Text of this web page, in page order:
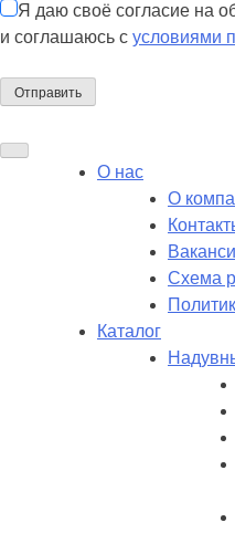
Я даю своё согласие на
и соглашаюсь с условиями
О нас
О
Схема
Каталог